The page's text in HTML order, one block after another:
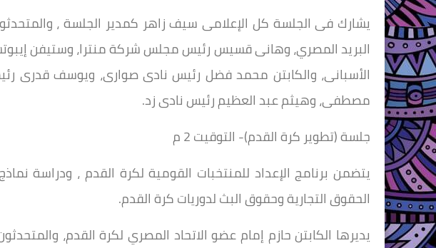
يشارك فى الجلسة كل الإعلامى سيف زاهر كمدير الجلسة ،
البريد المصري، وهانى قسيس رئيس مجلس شركة منترا، وستيفن
الأسبانى، والكابتن محمد فضل رئيس نادى صوارى، ويوسف قدرى
مصطفى، وهيثم عبد العظيم رئيس نادى زد.
جلسة (تطوير كرة القدم)- التوقيت 2 م
يتضمن برنامج الإعداد للمنتخبات القومية لكرة القدم ، ودراسة
الحقوق التجارية وحقوق البث لدوريات كرة القدم.
يديرها الكابتن حازم إمام عضو الاتحاد المصري لكرة القدم،